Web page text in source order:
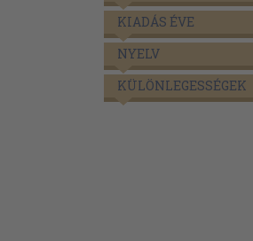
KIADÁS ÉVE
NYELV
KÜLÖNLEGESSÉGEK